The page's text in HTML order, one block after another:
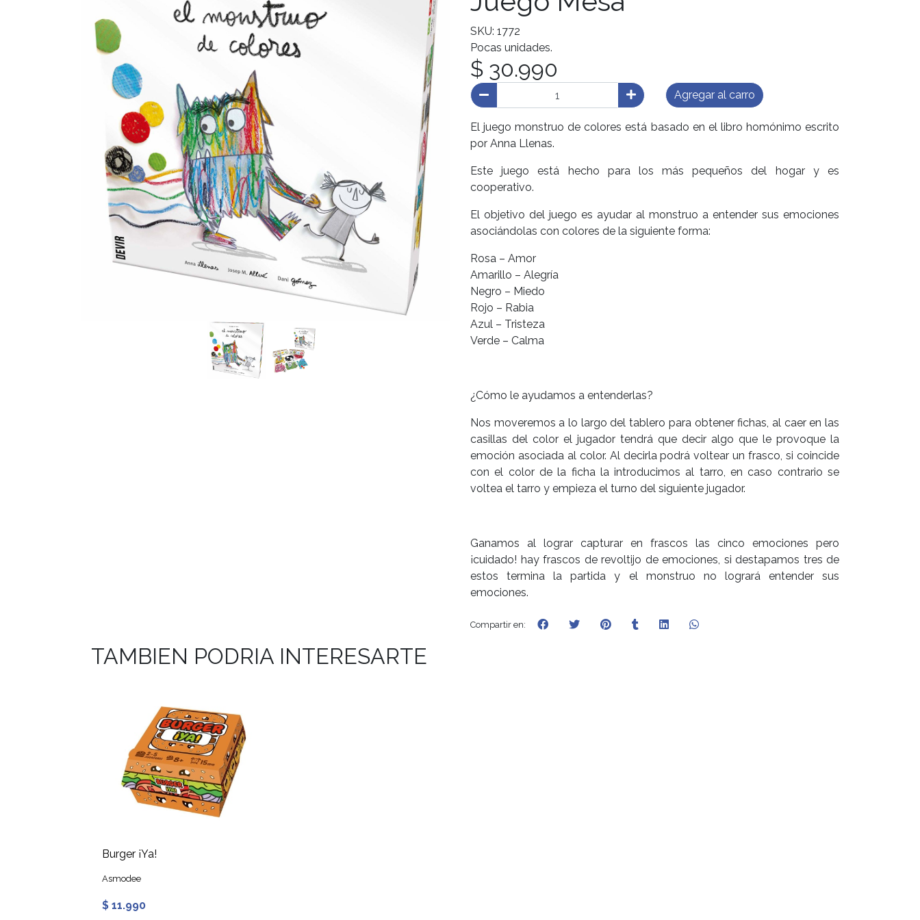
SKU: 1772
Pocas unidades.
$ 30.990
Agregar al carro
El juego monstruo de colores está basado en el libro homónimo escrito
por Anna Llenas.
Este juego está hecho para los más pequeños del hogar y es
cooperativo.
El objetivo del juego es ayudar al monstruo a entender sus emociones
asociándolas con colores de la siguiente forma:
Rosa – Amor
Amarillo – Alegría
Negro – Miedo
Rojo – Rabia
Azul – Tristeza
Verde – Calma
¿Cómo le ayudamos a entenderlas?
Nos moveremos a lo largo del tablero para obtener fichas, al caer en las
casillas del color el jugador tendrá que decir algo que le provoque la
emoción asociada al color. Al decirla podrá voltear un frasco, si coincide
con el color de la ficha la introducimos al tarro, en caso contrario se
voltea el tarro y empieza el turno del siguiente jugador.
Ganamos al lograr capturar en frascos las cinco emociones pero
¡cuidado! hay frascos de revoltijo de emociones, si destapamos tres de
estos termina la partida y el monstruo no logrará entender sus
emociones.
Compartir en:
TAMBIEN PODRIA INTERESARTE
Burger ¡Ya!
Asmodee
$ 11.990